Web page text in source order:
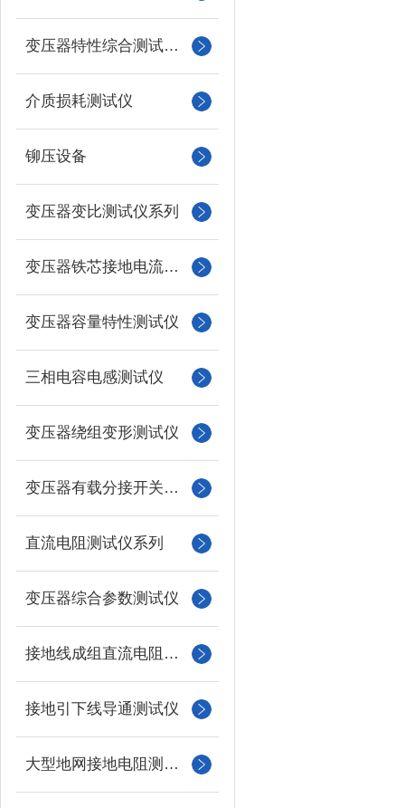
变压器特性综合测试台系列
介质损耗测试仪
铆压设备
变压器变比测试仪系列
变压器铁芯接地电流测试仪
变压器容量特性测试仪
三相电容电感测试仪
变压器绕组变形测试仪
变压器有载分接开关测试仪
直流电阻测试仪系列
变压器综合参数测试仪
接地线成组直流电阻测试仪
接地引下线导通测试仪
大型地网接地电阻测试仪